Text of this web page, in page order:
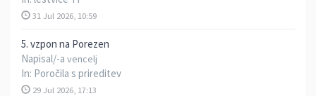
31 Jul 2026, 10:59
5. vzpon na Porezen
Napisal/-a vencelj
In: Poročila s prireditev
29 Jul 2026, 17:13